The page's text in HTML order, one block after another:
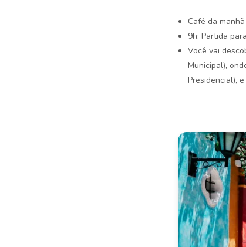
Café da
9h: Partida
Você vai
Municipal),
Presidencial),